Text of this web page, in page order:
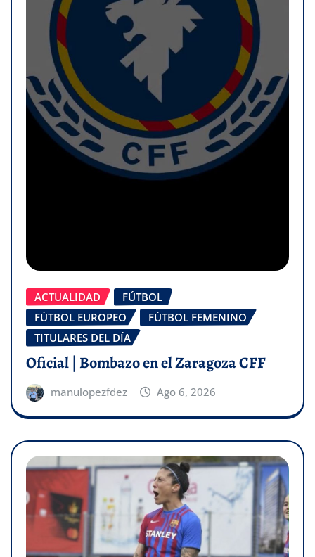
ACTUALIDAD
FÚTBOL
FÚTBOL EUROPEO
FÚTBOL FEMENINO
TITULARES DEL DÍA
Oficial | Bombazo en el Zaragoza CFF
manulopezfdez Ago 6, 2026